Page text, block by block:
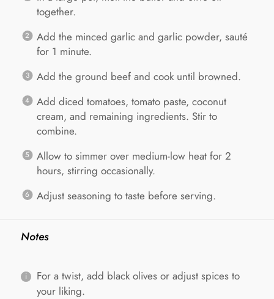
together.
Add the minced garlic and garlic powder, sauté
for 1 minute.
Add the ground beef and cook until browned.
Add diced tomatoes, tomato paste, coconut
cream, and remaining ingredients. Stir to
combine.
Allow to simmer over medium-low heat for 2
hours, stirring occasionally.
Adjust seasoning to taste before serving.
Notes
For a twist, add black olives or adjust spices to
your liking.